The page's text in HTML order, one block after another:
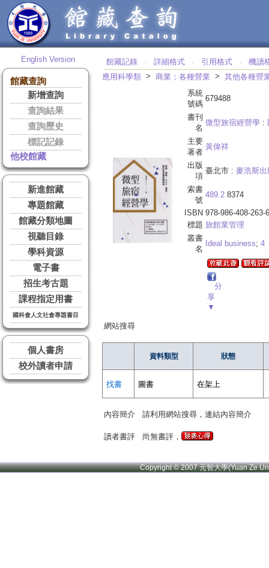
English Version
館藏查詢
新增查詢
查詢結果
查詢歷史
標記記錄
他校館藏
新進館藏
專題館藏
館藏分類地圖
視聽目錄
學科資源
電子書
招生考古題
課程指定用書
國科會人文社會專題書目
個人書房
校外讀者申請
館藏記錄 ‧ 詳細格式 ‧ 引用格式 ‧
機讀
應用科學類 > 商業；各種營業 > 其他各種營
系統
號碼
679488
書刊
名
微型旅宿經營學 :
主要
著者
黃偉祥
出版
項
臺北市 : 麥浩斯出
索書
號
489.2 8374
ISBN 978-986-408-263-6
標題 旅館業管理
叢書
名
Ideal business; 4
分
享
▼
網站搜尋
資料類型 狀態
找書 圖書 在架上
內容簡介 請利用網站搜尋，連結內容簡介
讀者書評 尚無書評，
Copyright © 2007 元智大學(Yuan Ze